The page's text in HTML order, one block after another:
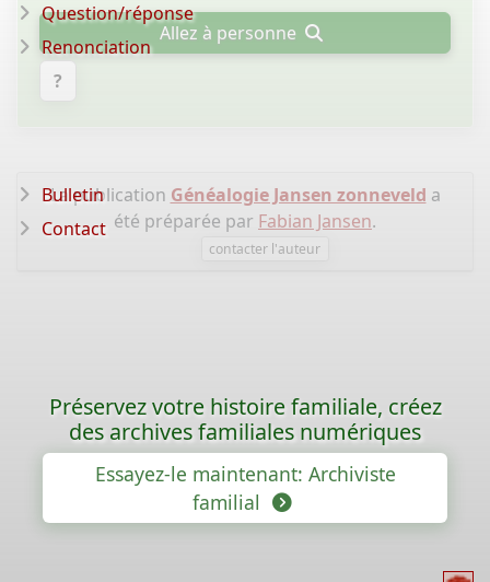
Allez à personne
?
La publication Généalogie Jansen zonneveld a
été préparée par Fabian Jansen.
contacter l'auteur
Question/réponse
Renonciation
Bulletin
Contact
Préservez votre histoire familiale, créez
des archives familiales numériques
Essayez-le maintenant: Archiviste
familial